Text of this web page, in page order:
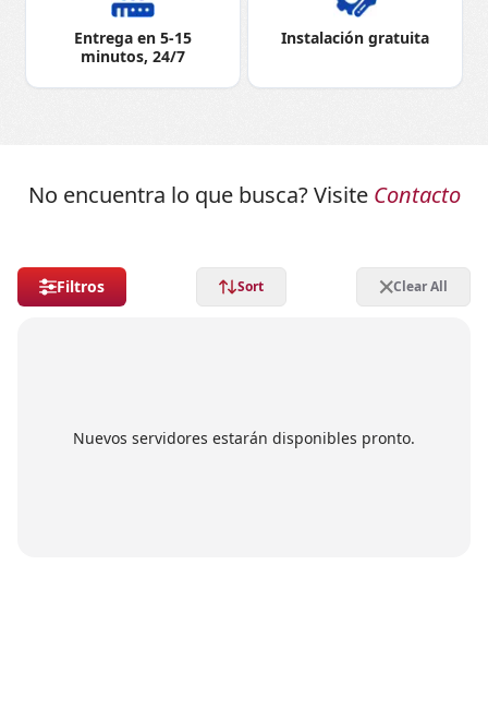
Entrega en 5-15
minutos, 24/7
Instalación gratuita
No encuentra lo que busca? Visite Contacto
Filtros Sort Clear All
Nuevos servidores estarán disponibles pronto.